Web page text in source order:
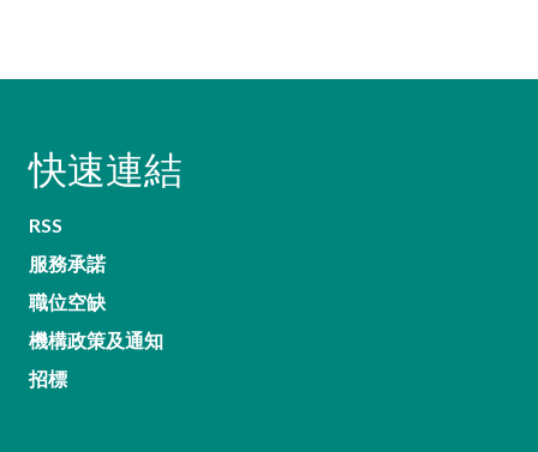
快速連結
RSS
服務承諾
職位空缺
機構政策及通知
招標